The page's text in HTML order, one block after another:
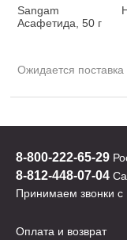
Sangam
Асафетида, 50 г
Ожидается поставка
8-800-222-65-29
8-812-448-07-04
Принимаем звонки
Оплата и возврат